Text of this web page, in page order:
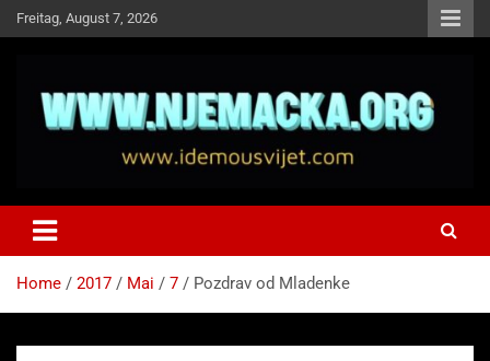
Skip
to
Freitag, August 7, 2026
Idemo u Svijet-Njemacka!
Home 2017 Mai 7 Pozdrav od Mladenke